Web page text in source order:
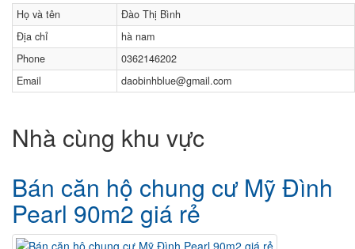
Họ và tên
Đào Thị Bình
Địa chỉ
hà nam
Phone
0362146202
Email
daobinhblue@gmail.com
Nhà cùng khu vực
Bán căn hộ chung cư Mỹ Đình
Pearl 90m2 giá rẻ